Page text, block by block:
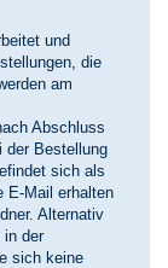
und
die
am
Abschluss
der Bestellung
sich als
E-Mail erhalten
Alternativ
in der
sich keine